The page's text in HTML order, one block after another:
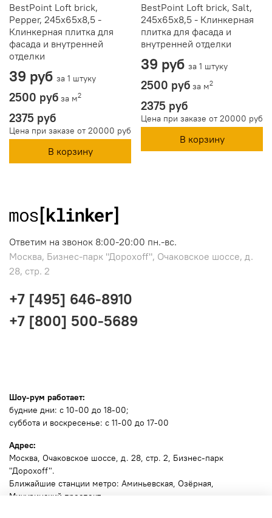
BestPoint Loft brick,
Pepper, 245x65x8,5 -
Клинкерная плитка для
фасада и внутренней
отделки
39 руб за 1 штуку
2500 руб за м2
2375 руб
Цена при заказе от 20000 руб
В корзину
BestPoint Loft brick, Salt,
245x65x8,5 - Клинкерная
плитка для фасада и
внутренней отделки
39 руб за 1 штуку
2500 руб за м2
2375 руб
Цена при заказе от 20000 руб
В корзину
Ответим на звонок 8:00-20:00 пн.-вс.
Москва, Бизнес-парк "Дорохоff", Очаковское шоссе, д.
28, стр. 2
+7 [495] 646-8910
+7 [800] 500-5689
Шоу-рум работает:
будние дни: с 10-00 до 18-00;
суббота и воскресенье: с 11-00 до 17-00
Адрес:
Москва, Очаковское шоссе, д. 28, стр. 2, Бизнес-парк
"Дорохоff".
Ближайшие станции метро: Аминьевская, Озёрная,
Мичуринский проспект.